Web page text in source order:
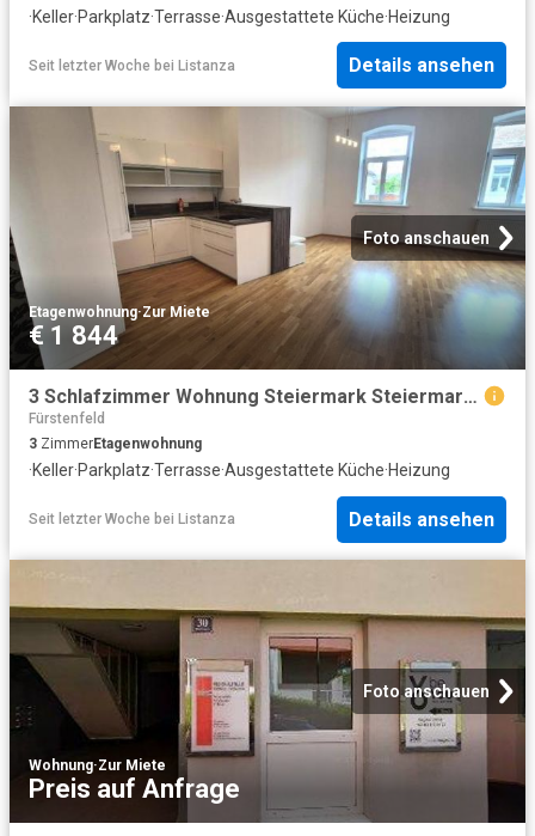
·Keller·Parkplatz·Terrasse·Ausgestattete Küche·Heizung
Seit letzter Woche bei Listanza Details ansehen
Foto anschauen
Etagenwohnung·Zur Miete
€ 1 844
3 Schlafzimmer Wohnung Steiermark Steiermark 104473576
Fürstenfeld
3 ZimmerEtagenwohnung
·Keller·Parkplatz·Terrasse·Ausgestattete Küche·Heizung
Seit letzter Woche bei Listanza Details ansehen
Foto anschauen
Wohnung·Zur Miete
Preis auf Anfrage